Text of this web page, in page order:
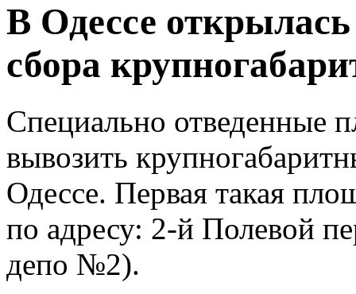
В Одессе
сбора
Специально отведенные
вывозить
Одессе. Первая такая
по адресу: 2-й Полевой
депо №2).